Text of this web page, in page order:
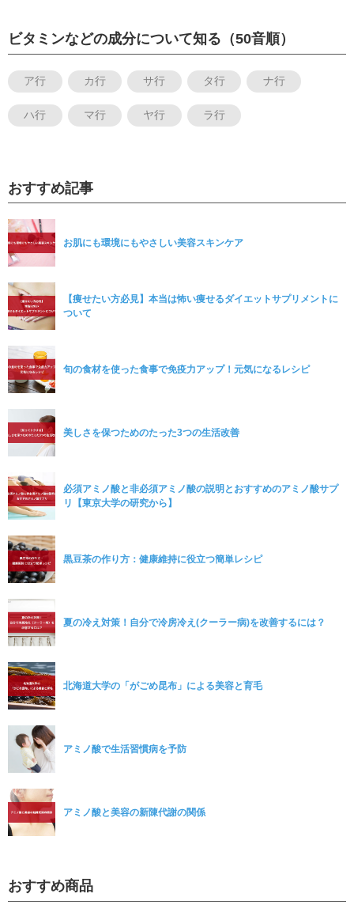
ビタミンなどの成分について知る（50音順）
ア行 カ行 サ行 タ行 ナ行
ハ行 マ行 ヤ行 ラ行
おすすめ記事
お肌にも環境にもやさしい美容スキンケア
【痩せたい方必見】本当は怖い痩せるダイエットサプリメントに
ついて
旬の食材を使った食事で免疫力アップ！元気になるレシピ
美しさを保つためのたった3つの生活改善
必須アミノ酸と非必須アミノ酸の説明とおすすめのアミノ酸サプ
リ【東京大学の研究から】
黒豆茶の作り方：健康維持に役立つ簡単レシピ
夏の冷え対策！自分で冷房冷え(クーラー病)を改善するには？
北海道大学の「がごめ昆布」による美容と育毛
アミノ酸で生活習慣病を予防
アミノ酸と美容の新陳代謝の関係
おすすめ商品